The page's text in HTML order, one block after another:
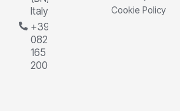
Italy
+39
0823
165
2000
Cookie Policy